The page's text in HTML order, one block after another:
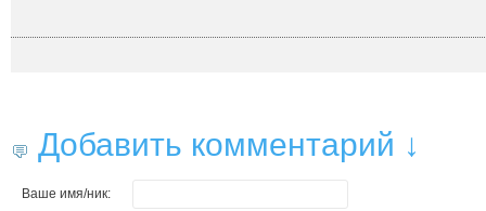
Добавить комментарий ↓
Ваше имя/ник: